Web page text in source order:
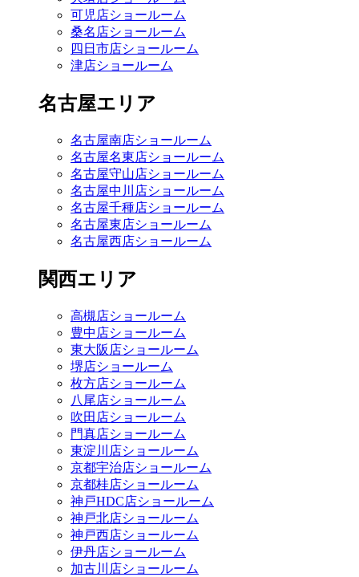
可児店ショールーム
桑名店ショールーム
四日市店ショールーム
津店ショールーム
名古屋エリア
名古屋南店ショールーム
名古屋名東店ショールーム
名古屋守山店ショールーム
名古屋中川店ショールーム
名古屋千種店ショールーム
名古屋東店ショールーム
名古屋西店ショールーム
関西エリア
高槻店ショールーム
豊中店ショールーム
東大阪店ショールーム
堺店ショールーム
枚方店ショールーム
八尾店ショールーム
吹田店ショールーム
門真店ショールーム
東淀川店ショールーム
京都宇治店ショールーム
京都桂店ショールーム
神戸HDC店ショールーム
神戸北店ショールーム
神戸西店ショールーム
伊丹店ショールーム
加古川店ショールーム